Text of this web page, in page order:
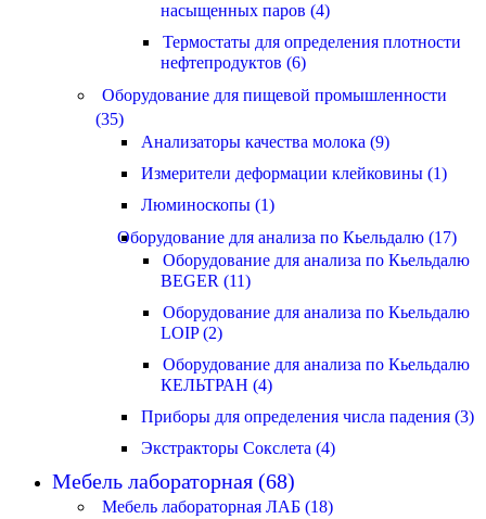
насыщенных паров (4)
Термостаты для определения плотности
нефтепродуктов (6)
Оборудование для пищевой промышленности
(35)
Анализаторы качества молока (9)
Измерители деформации клейковины (1)
Люминоскопы (1)
Оборудование для анализа по Кьельдалю (17)
Оборудование для анализа по Кьельдалю
BEGER (11)
Оборудование для анализа по Кьельдалю
LOIP (2)
Оборудование для анализа по Кьельдалю
КЕЛЬТРАН (4)
Приборы для определения числа падения (3)
Экстракторы Сокслета (4)
Мебель лабораторная (68)
Мебель лабораторная ЛАБ (18)